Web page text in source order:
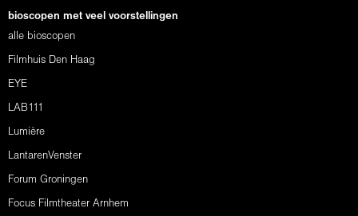
bioscopen met veel voorstellingen
alle bioscopen
Filmhuis Den Haag
EYE
LAB111
Lumière
LantarenVenster
Forum Groningen
Focus Filmtheater Arnhem